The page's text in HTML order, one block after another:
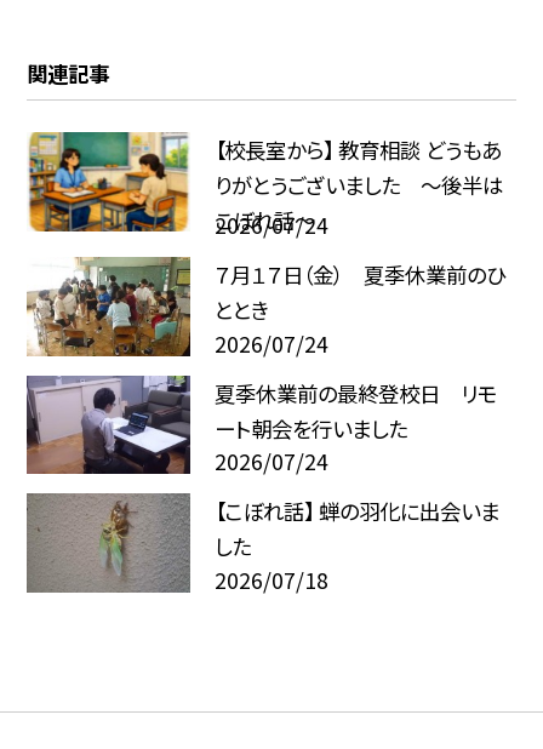
関連記事
【校長室から】 教育相談 どうもあ
りがとうございました ～後半は
こぼれ話～
2026/07/24
７月１７日（金） 夏季休業前のひ
ととき
2026/07/24
夏季休業前の最終登校日 リモ
ート朝会を行いました
2026/07/24
【こぼれ話】 蝉の羽化に出会いま
した
2026/07/18